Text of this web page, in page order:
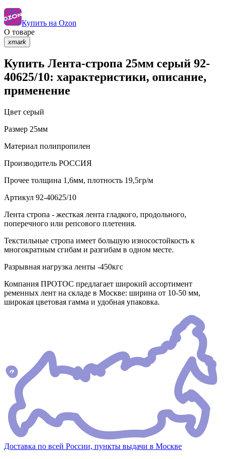
Купить на Ozon
О товаре
xmark
Купить Лента-стропа 25мм серый 92-
40625/10: характеристики, описание,
применение
Цвет серый
Размер 25мм
Материал полипропилен
Производитель РОССИЯ
Прочее толщина 1,6мм, плотность 19,5гр/м
Артикул 92-40625/10
Лента стропа - жесткая лента гладкого, продольного,
поперечного или репсового плетения.
Текстильные стропа имеет большую износостойкость к
многократным сгибам и разгибам в одном месте.
Разрывная нагрузка ленты -450кгс
Компания ПРОТОС предлагает широкий ассортимент
ременных лент на складе в Москве: ширина от 10-50 мм,
широкая цветовая гамма и удобная упаковка.
Доставка по всей России, пункты выдачи в Москве